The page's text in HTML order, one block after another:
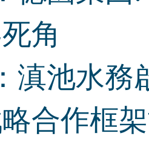
角
滇池水務
合作框